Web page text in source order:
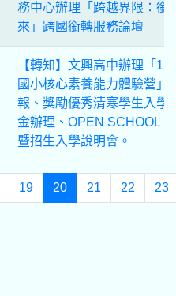
務中心辦理「跨越界限：銜
來」跨國銜轉服務論壇
【轉知】文興高中辦理「
國小核心素養能力體驗營」
報、獎勵優秀清寒學生入學
金辦理、OPEN SCHOOL
暨招生入學說明會。
19 20 21 22 23